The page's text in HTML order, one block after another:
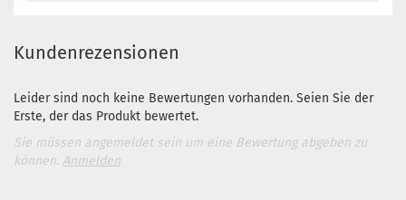
Kundenrezensionen
Leider sind noch keine Bewertungen vorhanden. Seien Sie der
Erste, der das Produkt bewertet.
Sie müssen angemeldet sein um eine Bewertung abgeben zu
können. Anmelden